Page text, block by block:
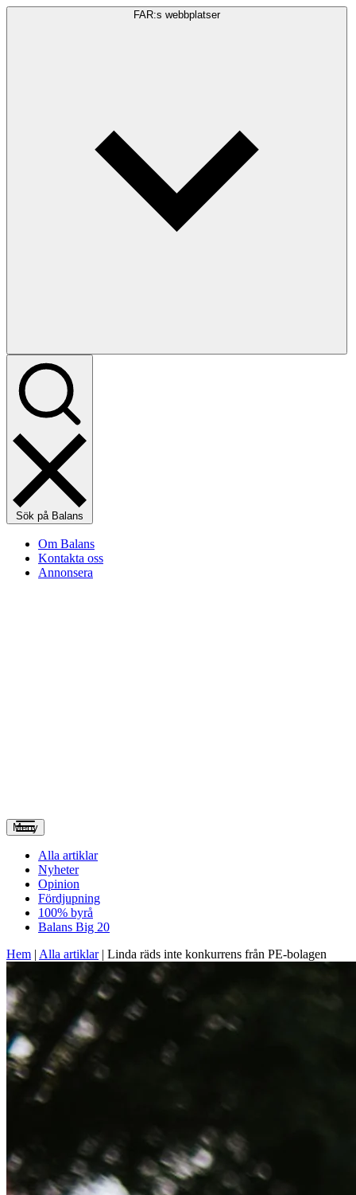
FAR:s webbplatser
Sök på Balans
Om Balans
Kontakta oss
Annonsera
Meny
Alla artiklar
Nyheter
Opinion
Fördjupning
100% byrå
Balans Big 20
Hem | Alla artiklar| Linda räds inte konkurrens från PE-bolagen